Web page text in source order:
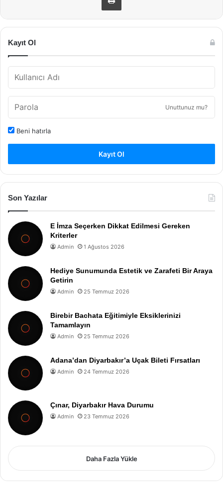
Kayıt Ol
Unuttunuz mu?
Beni hatırla
Kayıt Ol
Son Yazılar
E İmza Seçerken Dikkat Edilmesi Gereken
Kriterler
Admin 1 Ağustos 2026
Hediye Sunumunda Estetik ve Zarafeti Bir Araya
Getirin
Admin 25 Temmuz 2026
Birebir Bachata Eğitimiyle Eksiklerinizi
Tamamlayın
Admin 25 Temmuz 2026
Adana’dan Diyarbakır’a Uçak Bileti Fırsatları
Admin 24 Temmuz 2026
Çınar, Diyarbakır Hava Durumu
Admin 23 Temmuz 2026
Daha Fazla Yükle